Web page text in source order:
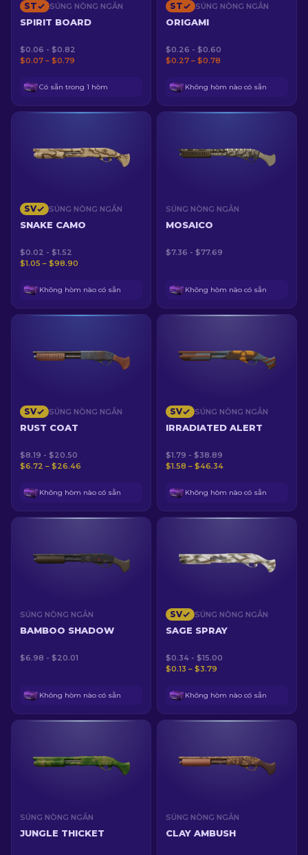
ST SÚNG NÒNG NGẮN
SPIRIT BOARD
$0.06 - $0.82
$0.07 – $0.79
Có sẵn trong 1 hòm
ST SÚNG NÒNG NGẮN
ORIGAMI
$0.26 - $0.60
$0.27 – $0.78
Không hòm nào có sẵn
SV SÚNG NÒNG NGẮN
SNAKE CAMO
$0.02 - $1.52
$1.05 – $98.90
Không hòm nào có sẵn
SÚNG NÒNG NGẮN
MOSAICO
$7.36 - $77.69
Không hòm nào có sẵn
SV SÚNG NÒNG NGẮN
RUST COAT
$8.19 - $20.50
$6.72 – $26.46
Không hòm nào có sẵn
SV SÚNG NÒNG NGẮN
IRRADIATED ALERT
$1.79 - $38.89
$1.58 – $46.34
Không hòm nào có sẵn
SÚNG NÒNG NGẮN
BAMBOO SHADOW
$6.98 - $20.01
Không hòm nào có sẵn
SV SÚNG NÒNG NGẮN
SAGE SPRAY
$0.34 - $15.00
$0.13 – $3.79
Không hòm nào có sẵn
SÚNG NÒNG NGẮN
JUNGLE THICKET
SÚNG NÒNG NGẮN
CLAY AMBUSH